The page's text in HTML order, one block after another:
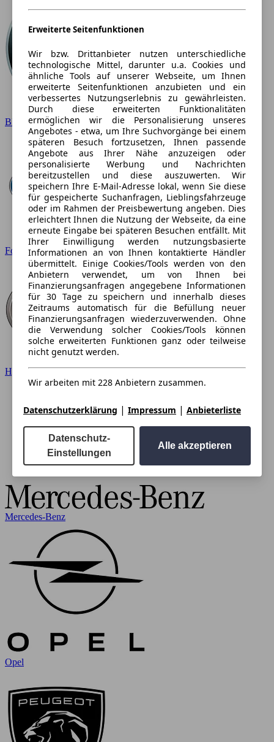
BMW
Ford
Hyundai
Mercedes-Benz
Opel
Erweiterte Seitenfunktionen
Wir bzw. Drittanbieter nutzen unterschiedliche
technologische Mittel, darunter u.a. Cookies und
ähnliche Tools auf unserer Webseite, um Ihnen
erweiterte Seitenfunktionen anzubieten und ein
verbessertes Nutzungserlebnis zu gewährleisten.
Durch diese erweiterten Funktionalitäten
ermöglichen wir die Personalisierung unseres
Angebotes - etwa, um Ihre Suchvorgänge bei einem
späteren Besuch fortzusetzen, Ihnen passende
Angebote aus Ihrer Nähe anzuzeigen oder
personalisierte Werbung und Nachrichten
bereitzustellen und diese auszuwerten. Wir
speichern Ihre E-Mail-Adresse lokal, wenn Sie diese
für gespeicherte Suchanfragen, Lieblingsfahrzeuge
oder im Rahmen der Preisbewertung angeben. Dies
erleichtert Ihnen die Nutzung der Webseite, da eine
erneute Eingabe bei späteren Besuchen entfällt. Mit
Ihrer Einwilligung werden nutzungsbasierte
Informationen an von Ihnen kontaktierte Händler
übermittelt. Einige Cookies/Tools werden von den
Anbietern verwendet, um von Ihnen bei
Finanzierungsanfragen angegebene Informationen
für 30 Tage zu speichern und innerhalb dieses
Zeitraums automatisch für die Befüllung neuer
Finanzierungsanfragen wiederzuverwenden. Ohne
die Verwendung solcher Cookies/Tools können
solche erweiterten Funktionen ganz oder teilweise
nicht genutzt werden.
Wir arbeiten mit 228 Anbietern zusammen.
Datenschutzerklärung | Impressum | Anbieterliste
Datenschutz-
Einstellungen
Alle akzeptieren